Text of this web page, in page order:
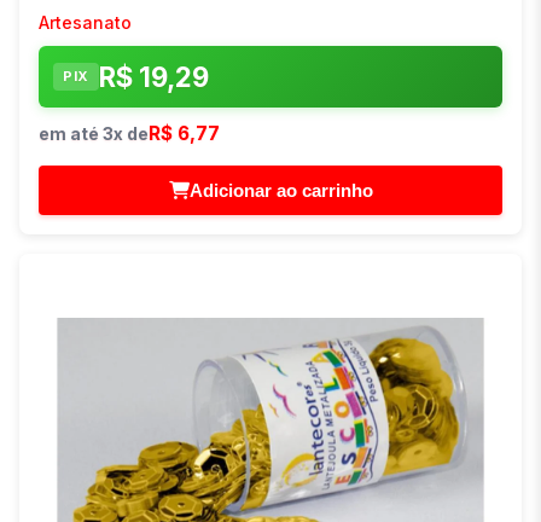
Artesanato
PIX R$ 19,29
em até 3x deR$ 6,77
Adicionar ao carrinho